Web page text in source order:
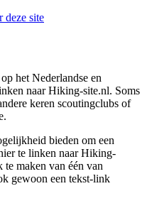
deze site
het Nederlandse en
naar Hiking-site.nl. Soms
keren scoutingclubs of
bieden om een
te linken naar Hiking-
maken van één van
gewoon een tekst-link